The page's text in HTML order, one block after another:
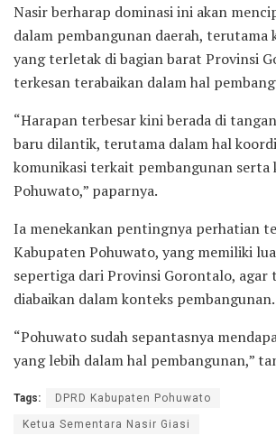
Nasir berharap dominasi ini akan
dalam pembangunan daerah, terutama
yang terletak di bagian barat Provinsi
terkesan terabaikan dalam hal
“Harapan terbesar kini berada di
baru dilantik, terutama dalam hal
komunikasi terkait pembangunan serta
Pohuwato,” paparnya.
Ia menekankan pentingnya perhatian
Kabupaten Pohuwato, yang memiliki
sepertiga dari Provinsi Gorontalo, agar
diabaikan dalam konteks pembangunan.
“Pohuwato sudah sepantasnya
yang lebih dalam hal pembangunan,”
Tags: DPRD Kabupaten Pohuwato
Ketua Sementara Nasir Giasi